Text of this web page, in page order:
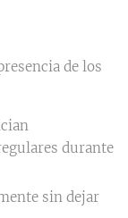
de los
durante
sin dejar